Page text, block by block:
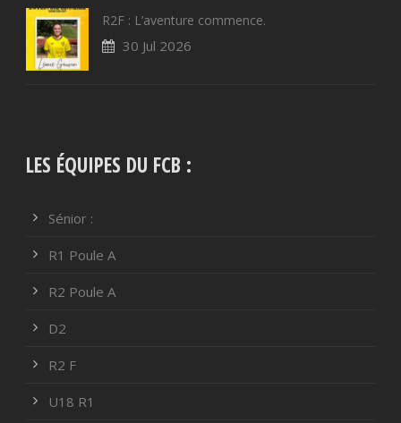
R2F : L’aventure commence.
30 Jul 2026
LES ÉQUIPES DU FCB :
Sénior :
R1 Poule A
R2 Poule A
D2
R2 F
U18 R1